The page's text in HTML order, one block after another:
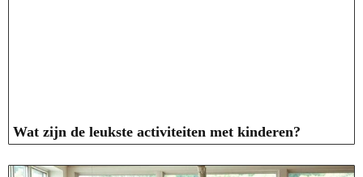
Wat zijn de leukste activiteiten met kinderen?